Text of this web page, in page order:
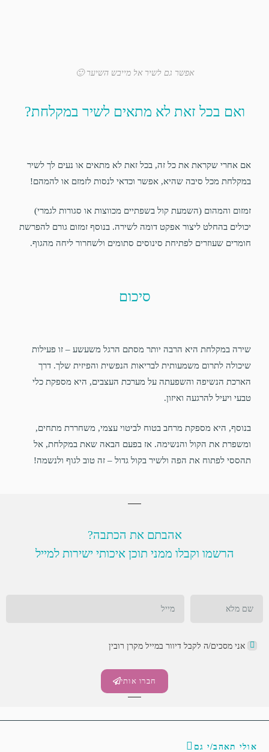
אפשר גם לשיר אל מייבש השיער 🙂
ואם בכל זאת לא מתאים לשיר במקלחת?
אם אחרי שקראת את כל זה, בכל זאת לא מתאים או נעים לך לשיר
במקלחת מכל סיבה שהיא, אפשר וכדאי לנסות לזמזם או להמהם!
זמזום והמהום (השמעת קול בשפתיים מכווצות או סגורות לגמרי)
יכולים בהחלט ליצור אפקט דומה לשירה. בנוסף זמזום גורם להפרשת
חומרים שעוזרים לפתיחת סינוסים סתומים ולשחרור ליחה מהגוף.
סיכום
שירה במקלחת היא הרבה יותר מסתם הרגל משעשע – זו פעילות
שיכולה לתרום משמעותית לבריאות הנפשית והפיזית שלך. דרך
הארכת הנשיפה והשפעתה על מערכת העצבים, היא מספקת כלי
טבעי ויעיל להרגעה ואיזון.
בנוסף, היא מספקת מרחב בטוח לביטוי עצמי, משחררת מתחים,
ומשפרת את הקול והנשימה. אז בפעם הבאה שאת במקלחת, אל
תהססי לפתוח את הפה ולשיר בקול גדול – זה טוב לגוף ולנשמה!
אהבתם את הכתבה?
הרשמו וקבלו ממני תוכן איכותי ישירות למייל
אני מסכים/ה לקבל דיוור במייל מקרן רובין
חברו אותי
אולי תאהב/י גם